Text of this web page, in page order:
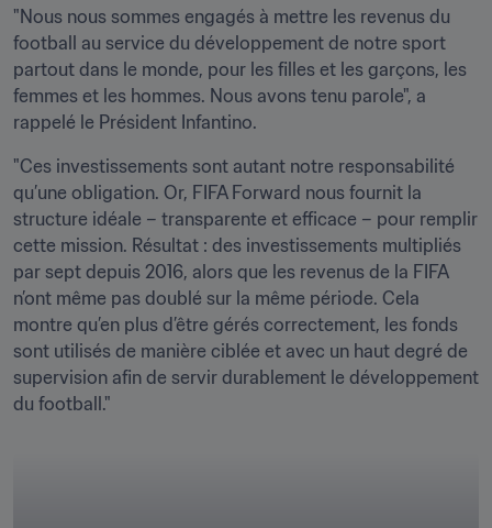
"Nous nous sommes engagés à mettre les revenus du
football au service du développement de notre sport
partout dans le monde, pour les filles et les garçons, les
femmes et les hommes. Nous avons tenu parole", a
rappelé le Président Infantino.
"Ces investissements sont autant notre responsabilité
qu’une obligation. Or, FIFA Forward nous fournit la
structure idéale – transparente et efficace – pour remplir
cette mission. Résultat : des investissements multipliés
par sept depuis 2016, alors que les revenus de la FIFA
n’ont même pas doublé sur la même période. Cela
montre qu’en plus d’être gérés correctement, les fonds
sont utilisés de manière ciblée et avec un haut degré de
supervision afin de servir durablement le développement
du football."